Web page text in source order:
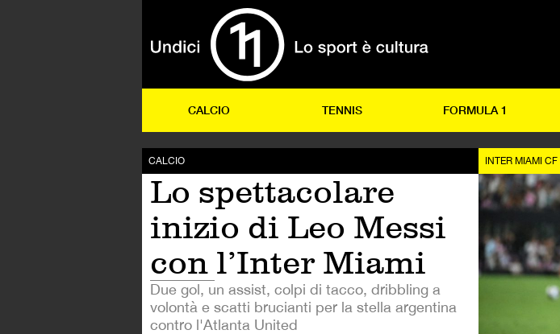
CALCIO TENNIS FORMULA 1
CALCIO
Lo spettacolare
inizio di Leo Messi
con l’Inter Miami
Due gol, un assist, colpi di tacco, dribbling a
volontà e scatti brucianti per la stella argentina
contro l'Atlanta United
INTER MIAMI CF